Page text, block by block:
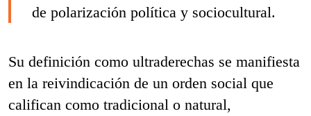
de polarización política y sociocultural.
Su definición como ultraderechas se manifiesta
en la reivindicación de un orden social que
califican como tradicional o natural,